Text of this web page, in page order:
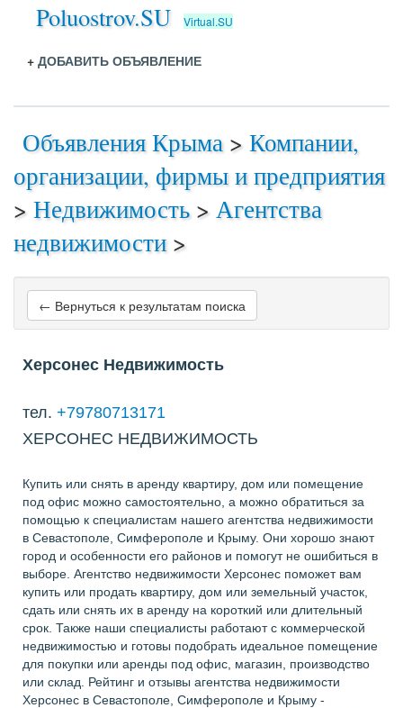
Poluostrov.SU Virtual.SU
+ ДОБАВИТЬ ОБЪЯВЛЕНИЕ
Объявления Крыма > Компании,
организации, фирмы и предприятия
> Недвижимость> Агентства
недвижимости >
← Вернуться к результатам поиска
Херсонес Недвижимость
тел. +79780713171
ХЕРСОНЕС НЕДВИЖИМОСТЬ
Купить или снять в аренду квартиру, дом или помещение
под офис можно самостоятельно, а можно обратиться за
помощью к специалистам нашего агентства недвижимости
в Севастополе, Симферополе и Крыму. Они хорошо знают
город и особенности его районов и помогут не ошибиться в
выборе. Агентство недвижимости Херсонес поможет вам
купить или продать квартиру, дом или земельный участок,
сдать или снять их в аренду на короткий или длительный
срок. Также наши специалисты работают с коммерческой
недвижимостью и готовы подобрать идеальное помещение
для покупки или аренды под офис, магазин, производство
или склад. Рейтинг и отзывы агентства недвижимости
Херсонес в Севастополе, Симферополе и Крыму -